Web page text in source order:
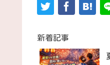
新着記事